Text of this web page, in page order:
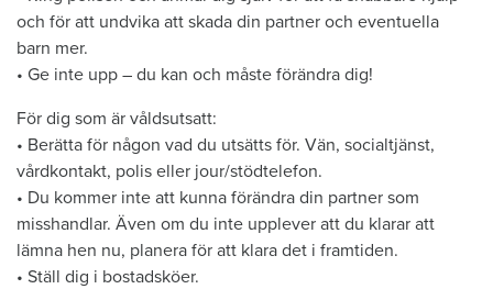
och för att undvika att skada din partner och eventuella
barn mer.
• Ge inte upp – du kan och måste förändra dig!
För dig som är våldsutsatt:
• Berätta för någon vad du utsätts för. Vän, socialtjänst,
vårdkontakt, polis eller jour/stödtelefon.
• Du kommer inte att kunna förändra din partner som
misshandlar. Även om du inte upplever att du klarar att
lämna hen nu, planera för att klara det i framtiden.
• Ställ dig i bostadsköer.